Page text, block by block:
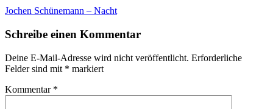
Jochen Schünemann – Nacht
Schreibe einen Kommentar
Deine E-Mail-Adresse wird nicht veröffentlicht. Erforderliche
Felder sind mit * markiert
Kommentar *